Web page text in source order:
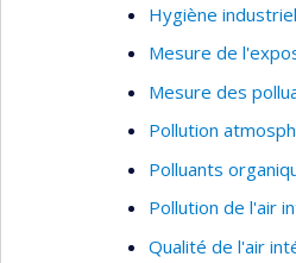
Hygiène
Mesure de
Mesure des
Pollution
Polluants
Pollution de l'air
Qualité de l'air